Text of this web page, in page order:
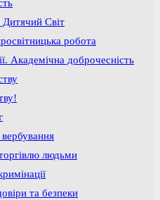
Світ
робота
Академічна доброчесність
людьми
та безпеки